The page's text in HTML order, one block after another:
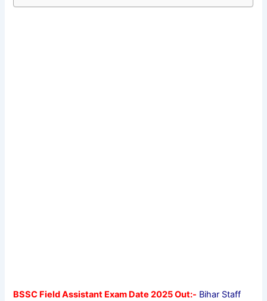
BSSC Field Assistant Exam Date 2025 Out:- Bihar Staff